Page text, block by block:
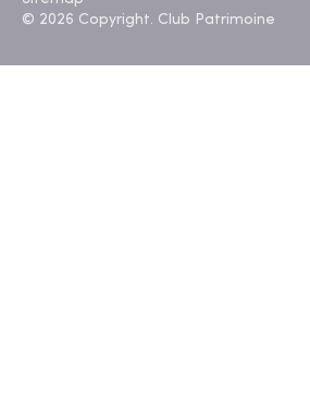
© 2026 Copyright. Club Patrimoine